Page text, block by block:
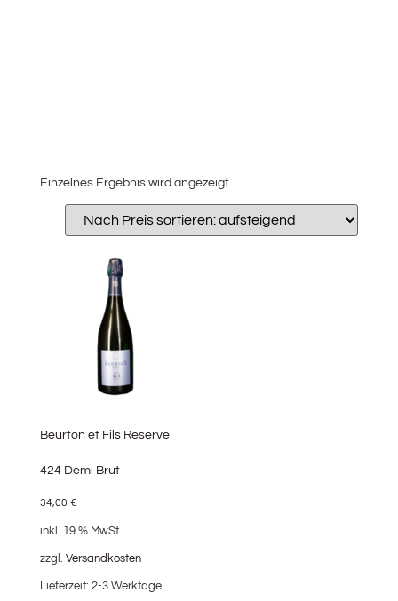
Einzelnes Ergebnis wird angezeigt
Beurton et Fils Reserve
424 Demi Brut
34,00 €
inkl. 19 % MwSt.
zzgl. Versandkosten
Lieferzeit: 2-3 Werktage